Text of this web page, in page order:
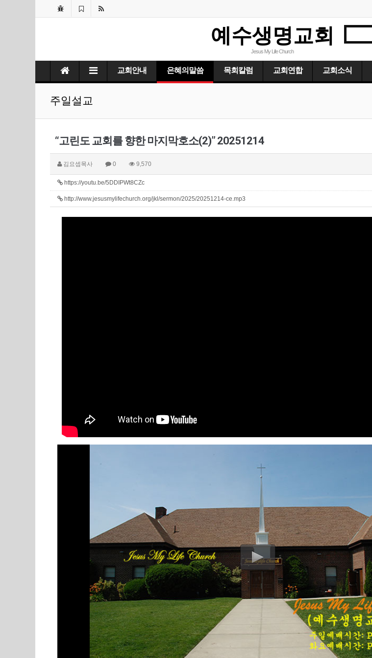
예수생명교회
Jesus My Life Church
교회안내 은혜의말씀 목회칼럼 교회연합 교회소식
주일설교
“고린도 교회를 향한 마지막호소(2)” 20251214
김요셉목사 0 9,570
https://youtu.be/5DDIPWt8CZc
http://www.jesusmylifechurch.org/jkl/sermon/2025/20251214-ce.mp3